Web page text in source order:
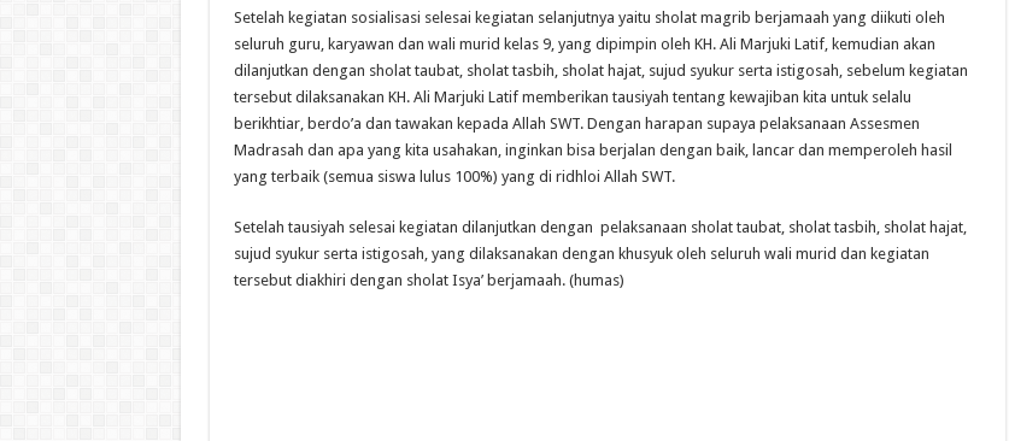
Setelah kegiatan sosialisasi selesai kegiatan selanjutnya yaitu sholat magrib berjamaah yang diikuti oleh
seluruh guru, karyawan dan wali murid kelas 9, yang dipimpin oleh KH. Ali Marjuki Latif, kemudian akan
dilanjutkan dengan sholat taubat, sholat tasbih, sholat hajat, sujud syukur serta istigosah, sebelum kegiatan
tersebut dilaksanakan KH. Ali Marjuki Latif memberikan tausiyah tentang kewajiban kita untuk selalu
berikhtiar, berdo’a dan tawakan kepada Allah SWT. Dengan harapan supaya pelaksanaan Assesmen
Madrasah dan apa yang kita usahakan, inginkan bisa berjalan dengan baik, lancar dan memperoleh hasil
yang terbaik (semua siswa lulus 100%) yang di ridhloi Allah SWT.
Setelah tausiyah selesai kegiatan dilanjutkan dengan pelaksanaan sholat taubat, sholat tasbih, sholat hajat,
sujud syukur serta istigosah, yang dilaksanakan dengan khusyuk oleh seluruh wali murid dan kegiatan
tersebut diakhiri dengan sholat Isya’ berjamaah. (humas)